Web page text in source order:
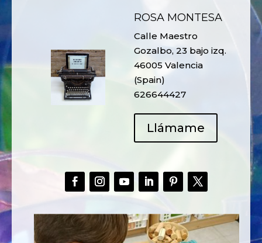
ROSA MONTESA
Calle Maestro
Gozalbo, 23 bajo izq.
46005 Valencia
(Spain)
626644427
Llámame